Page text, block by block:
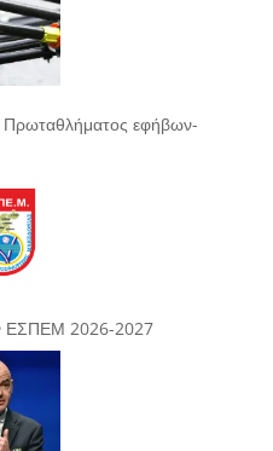
Πρωταθλήματος εφήβων-
ΕΣΠΕΜ 2026-2027